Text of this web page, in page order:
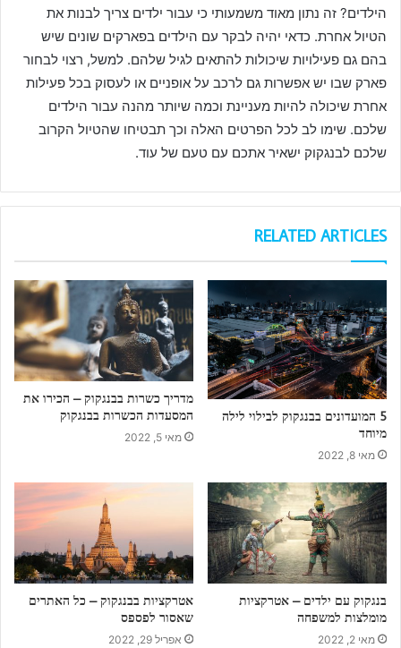
הילדים? זה נתון מאוד משמעותי כי עבור ילדים צריך לבנות את
הטיול אחרת. כדאי יהיה לבקר עם הילדים בפארקים שונים שיש
בהם גם פעילויות שיכולות להתאים לגיל שלהם. למשל, רצוי לבחור
פארק שבו יש אפשרות גם לרכב על אופניים או לעסוק בכל פעילות
אחרת שיכולה להיות מעניינת וכמה שיותר מהנה עבור הילדים
שלכם. שימו לב לכל הפרטים האלה וכך תבטיחו שהטיול הקרוב
שלכם לבנגקוק ישאיר אתכם עם טעם של עוד.
RELATED ARTICLES
5 המועדונים בבנגקוק לבילוי לילה
מיוחד
מאי 8, 2022
מדריך כשרות בבנגקוק – הכירו את
המסעדות הכשרות בבנגקוק
מאי 5, 2022
בנגקוק עם ילדים – אטרקציות
מומלצות למשפחה
מאי 2, 2022
אטרקציות בבנגקוק – כל האתרים
שאסור לפספס
אפריל 29, 2022